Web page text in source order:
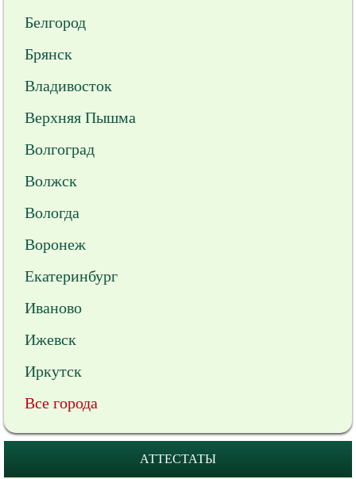
Белгород
Брянск
Владивосток
Верхняя Пышма
Волгоград
Волжск
Вологда
Воронеж
Екатеринбург
Иваново
Ижевск
Иркутск
Все города
АТТЕСТАТЫ